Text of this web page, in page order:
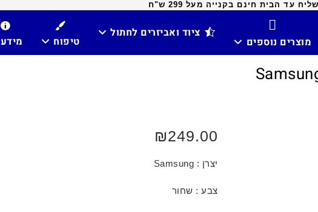
עד הבית חינם בקנייה מעל 299 ש"ח
מוצרים נוספים
ציוד ואביזרים לחתול
טיפוח מידע
₪249.00
יצרן : Samsung
צבע : שחור